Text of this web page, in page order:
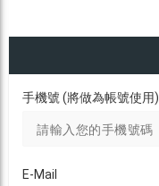
手機號 (將做為帳號使用)
E-Mail